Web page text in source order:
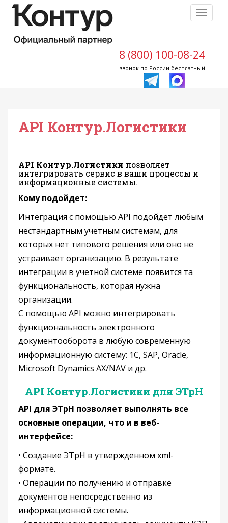
8 (800) 100-08-24
звонок по России бесплатный
API Контур.Логистики
API Контур.Логистики позволяет
интегрировать сервис в ваши процессы и
информационные системы.
Кому подойдет:
Интеграция с помощью API подойдет любым
нестандартным учетным системам, для
которых нет типового решения или оно не
устраивает организацию. В результате
интеграции в учетной системе появится та
функциональность, которая нужна
организации.
C помощью API можно интегрировать
функциональность электронного
документооборота в любую современную
информационную систему: 1С, SAP, Oracle,
Microsoft Dynamics AX/NAV и др.
API Контур.Логистики для ЭТрН
API для ЭТрН позволяет выполнять все
основные операции, что и в веб-
интерфейсе:
• Создание ЭТрН в утвержденном xml-
формате.
• Операции по получению и отправке
документов непосредственно из
информационной системы.